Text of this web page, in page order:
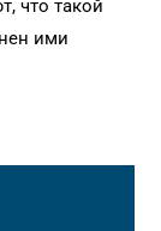
что такой
ими